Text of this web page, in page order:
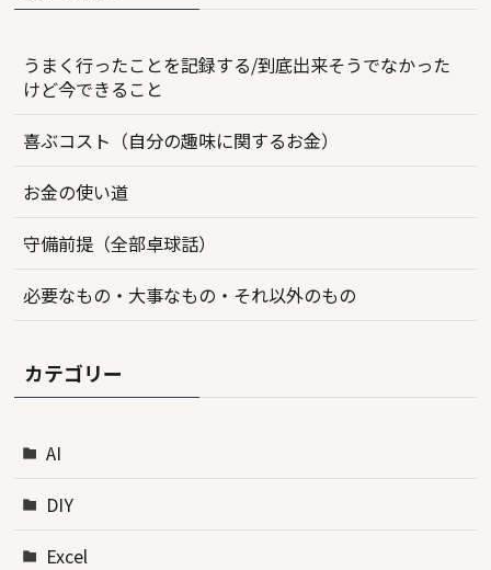
うまく行ったことを記録する/到底出来そうでなかった
けど今できること
喜ぶコスト（自分の趣味に関するお金）
お金の使い道
守備前提（全部卓球話）
必要なもの・大事なもの・それ以外のもの
カテゴリー
AI
DIY
Excel